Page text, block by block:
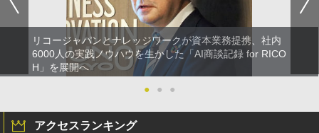
リコージャパンとナレッジワークが資本業務提携、社内
6000人の実践ノウハウを生かした「AI商談記録 for RICO
H」を展開へ
●
● ●
アクセスランキング